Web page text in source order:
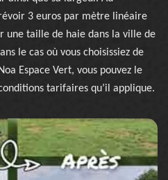
3 euros par mètre linéaire
une taille de haie dans la ville de
le cas où vous choisissiez de
Espace Vert, vous pouvez le
tarifaires qu’il applique.